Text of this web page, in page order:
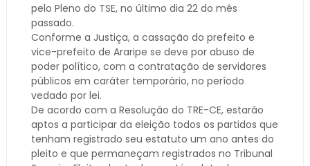
pelo Pleno do TSE, no último dia 22 do mês
passado.
Conforme a Justiça, a cassação do prefeito e
vice-prefeito de Araripe se deve por abuso de
poder político, com a contratação de servidores
públicos em caráter temporário, no período
vedado por lei.
De acordo com a Resolução do TRE-CE, estarão
aptos a participar da eleição todos os partidos que
tenham registrado seu estatuto um ano antes do
pleito e que permaneçam registrados no Tribunal